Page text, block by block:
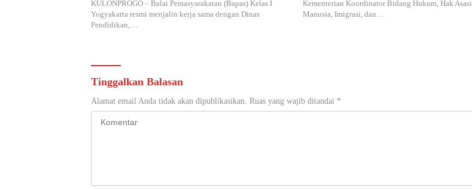
KULONPROGO – Balai Pemasyarakatan (Bapas) Kelas I
Yogyakarta resmi menjalin kerja sama dengan Dinas
Pendidikan,…
Kementerian Koordinator Bidang Hukum, Hak Asasi
Manusia, Imigrasi, dan…
Tinggalkan Balasan
Alamat email Anda tidak akan dipublikasikan. Ruas yang wajib ditandai *